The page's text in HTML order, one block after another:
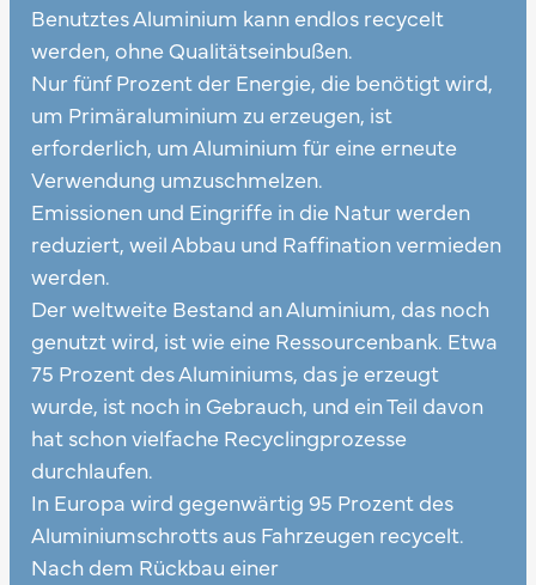
Benutztes Aluminium kann endlos recycelt
werden, ohne Qualitätseinbußen.
Nur fünf Prozent der Energie, die benötigt wird,
um Primäraluminium zu erzeugen, ist
erforderlich, um Aluminium für eine erneute
Verwendung umzuschmelzen.
Emissionen und Eingriffe in die Natur werden
reduziert, weil Abbau und Raffination vermieden
werden.
Der weltweite Bestand an Aluminium, das noch
genutzt wird, ist wie eine Ressourcenbank. Etwa
75 Prozent des Aluminiums, das je erzeugt
wurde, ist noch in Gebrauch, und ein Teil davon
hat schon vielfache Recyclingprozesse
durchlaufen.
In Europa wird gegenwärtig 95 Prozent des
Aluminiumschrotts aus Fahrzeugen recycelt.
Nach dem Rückbau einer